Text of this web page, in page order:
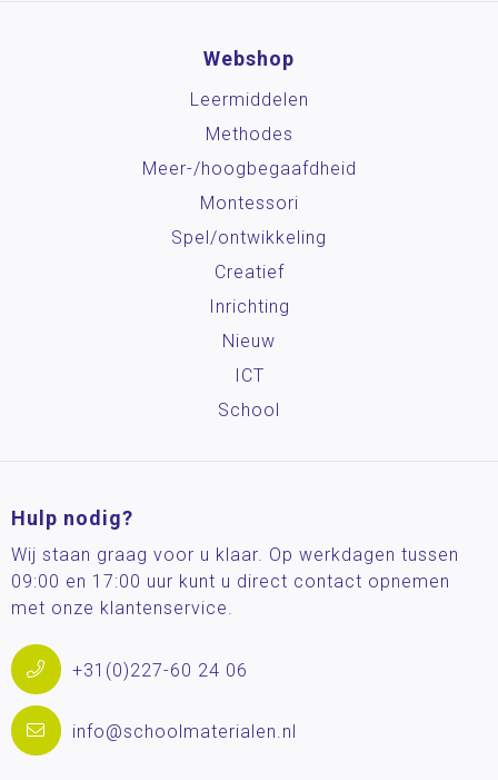
Webshop
Leermiddelen
Methodes
Meer-/hoog­begaafdheid
Montessori
Spel/ontwikkeling
Creatief
Inrichting
Nieuw
ICT
School
Hulp nodig?
Wij staan graag voor u klaar. Op werkdagen tussen
09:00 en 17:00 uur kunt u direct contact opnemen
met onze klantenservice.
+31(0)227-60 24 06
info@schoolmaterialen.nl